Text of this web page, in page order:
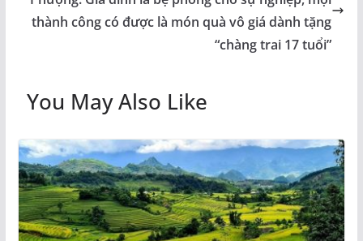
thành công có được là món quà vô giá dành tặng
“chàng trai 17 tuổi”
You May Also Like